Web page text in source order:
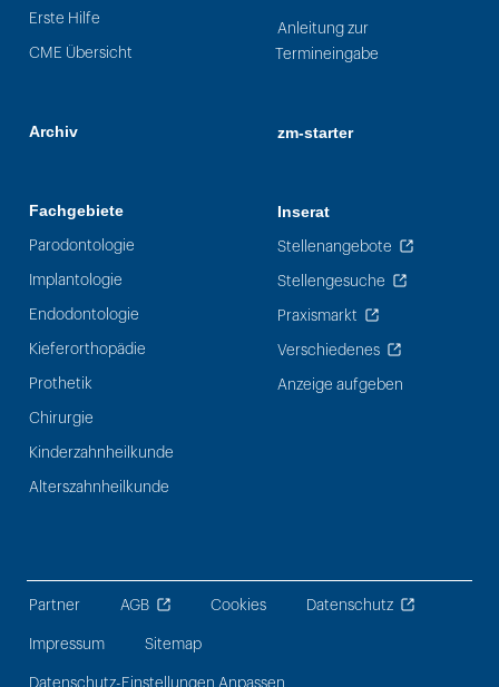
Erste Hilfe
CME Übersicht
Archiv
Fachgebiete
Parodontologie
Implantologie
Endodontologie
Kieferorthopädie
Prothetik
Chirurgie
Kinderzahnheilkunde
Alterszahnheilkunde
Anleitung zur
Termineingabe
zm-starter
Inserat
Stellenangebote
Stellengesuche
Praxismarkt
Verschiedenes
Anzeige aufgeben
Partner AGB Cookies Datenschutz
Impressum Sitemap
Datenschutz-Einstellungen Anpassen